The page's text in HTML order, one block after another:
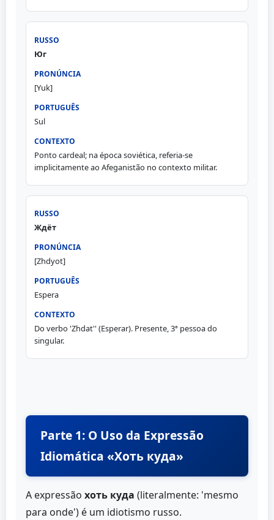
Юг
[Yuk]
Sul
Ponto cardeal; na época soviética, referia-se
implicitamente ao Afeganistão no contexto militar.
Ждёт
[Zhdyot]
Espera
Do verbo 'Zhdat'' (Esperar). Presente, 3ª pessoa do
singular.
Parte 1: O Uso da Expressão
Idiomática «Хоть куда»
A expressão хоть куда (literalmente: 'mesmo
para onde') é um idiotismo russo.